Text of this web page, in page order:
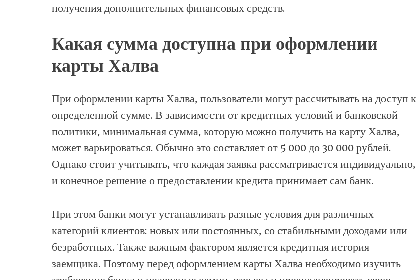
получения дополнительных финансовых средств.
Какая сумма доступна при оформлении
карты Халва
При оформлении карты Халва, пользователи могут рассчитывать на доступ к
определенной сумме. В зависимости от кредитных условий и банковской
политики, минимальная сумма, которую можно получить на карту Халва,
может варьироваться. Обычно это составляет от 5 000 до 30 000 рублей.
Однако стоит учитывать, что каждая заявка рассматривается индивидуально,
и конечное решение о предоставлении кредита принимает сам банк.
При этом банки могут устанавливать разные условия для различных
категорий клиентов: новых или постоянных, со стабильными доходами или
безработных. Также важным фактором является кредитная история
заемщика. Поэтому перед оформлением карты Халва необходимо изучить